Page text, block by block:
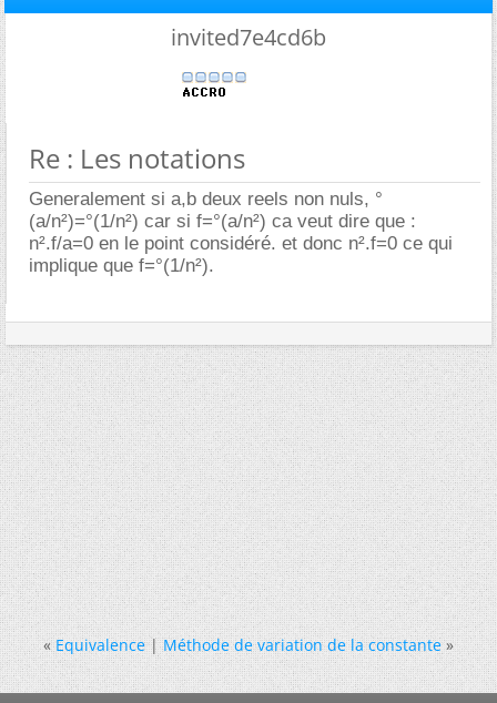
invited7e4cd6b
Re : Les notations
Generalement si a,b deux reels non nuls, °
(a/n²)=°(1/n²) car si f=°(a/n²) ca veut dire que :
n².f/a=0 en le point considéré. et donc n².f=0 ce qui
implique que f=°(1/n²).
« Equivalence|Méthode de variation de la constante »